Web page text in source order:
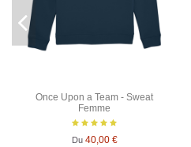
Once Upon a Team - Sweat
Femme
Du 40,00 €